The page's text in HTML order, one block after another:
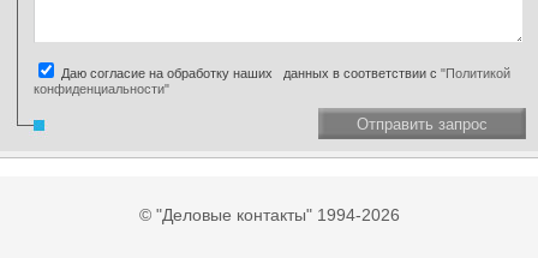
Даю согласие на обработку наших данных в соответствии с "Политикой
конфиденциальности"
Отправить запрос
© "Деловые контакты" 1994-2026